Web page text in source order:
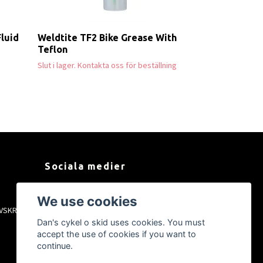
Weldtite TF2 Bike Grease With
Teflon
Slut i lager. Kontakta oss för beställning
Sociala medier
Instagram
YouTube
Tiktok
We use cookies
Dan's cykel o skid uses cookies. You must
accept the use of cookies if you want to
continue.